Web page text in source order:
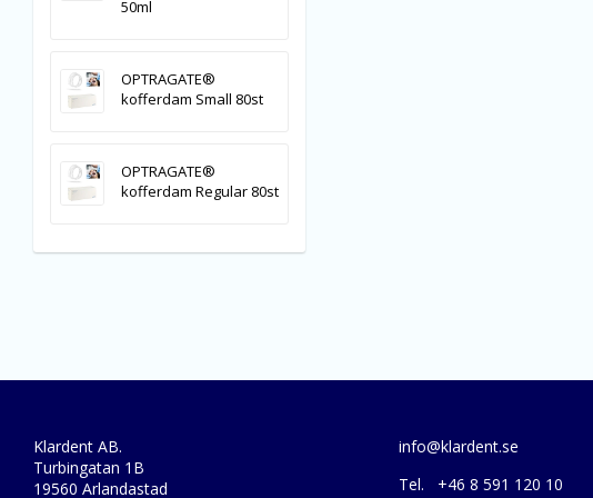
50ml
OPTRAGATE®
kofferdam Small 80st
OPTRAGATE®
kofferdam Regular 80st
Klardent AB.
Turbingatan 1B
19560 Arlandastad
info@klardent.se
Tel. +46 8 591 120 10